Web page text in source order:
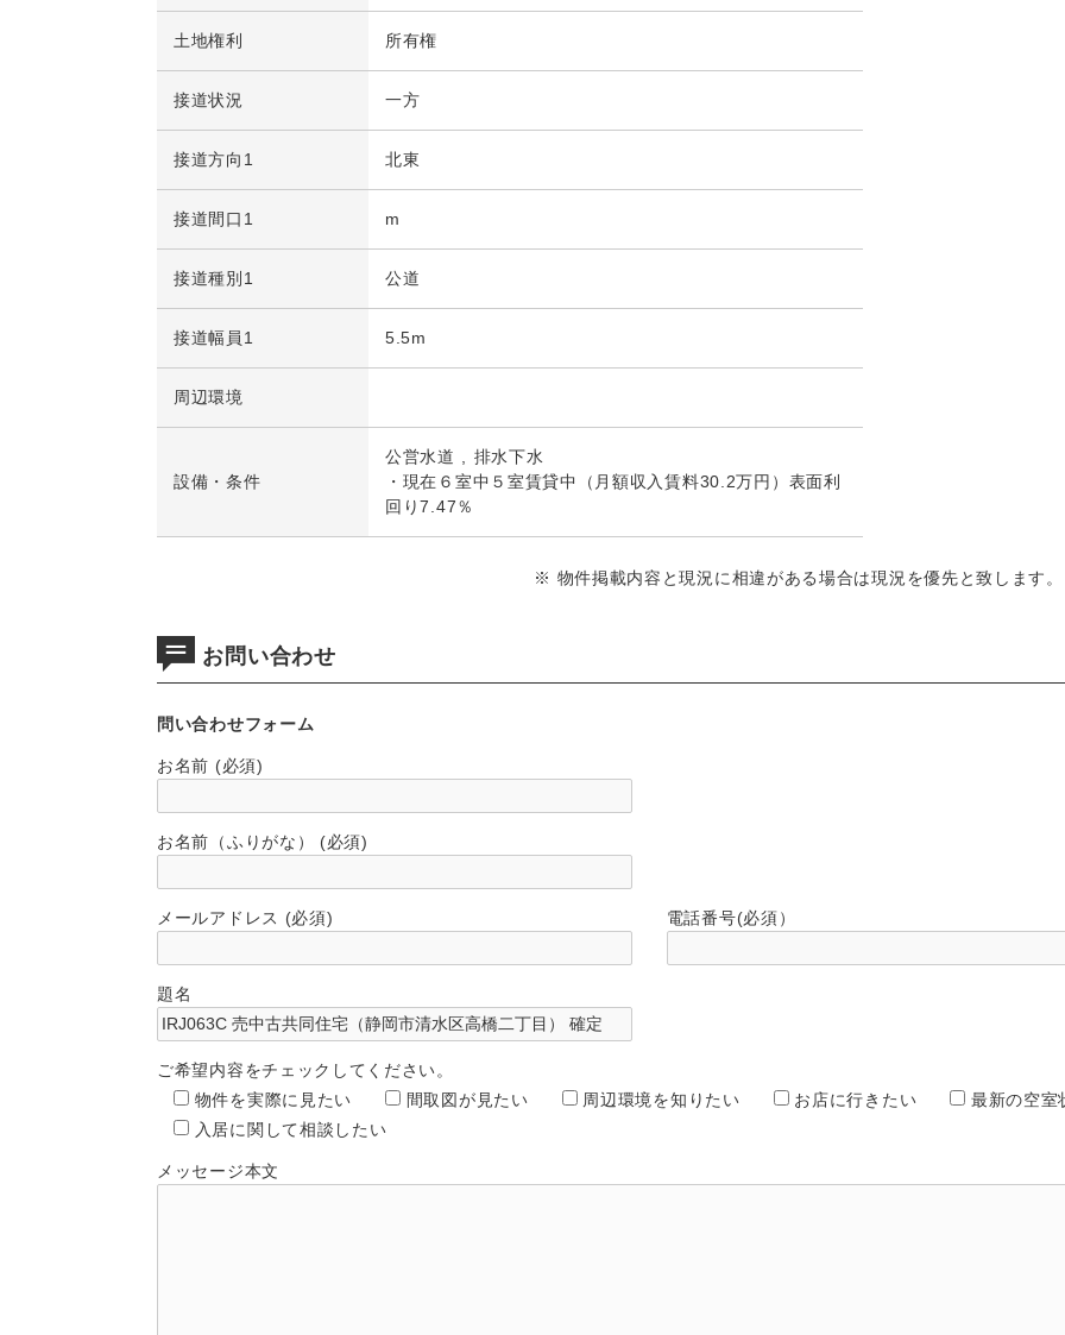
土地権利 所有権
接道状況 一方
接道方向1 北東
接道間口1 m
接道種別1 公道
接道幅員1 5.5m
周辺環境
設備・条件
公営水道
排水下水
・現在６室中５室賃貸中（月額収入賃料30.2万円）表面利
回り7.47％
※ 物件掲載内容と現況に相違がある場合は現況を優先と致します。
お問い合わせ
問い合わせフォーム
お名前 (必須)
お名前（ふりがな） (必須)
メールアドレス (必須) 電話番号(必須）
題名
ご希望内容をチェックしてください。
物件を実際に見たい
間取図が見たい 周辺環境を知りたい お店に行きたい
最新の空室
入居に関して相談したい
メッセージ本文